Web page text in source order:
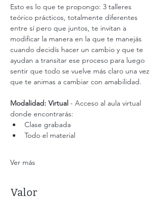
Esto es lo que te propongo: 3 talleres
teórico prácticos, totalmente diferentes
entre sí pero que juntos, te invitan a
modificar la manera en la que te manejás
cuando decidís hacer un cambio y que te
ayudan a transitar ese proceso para luego
sentir que todo se vuelve más claro una vez
que te animas a cambiar con amabilidad.
Modalidad: Virtual - Acceso al aula virtual
donde encontrarás:
Clase grabada
Todo el material
Ver más
Valor